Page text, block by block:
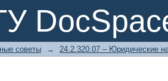
советы → 24.2.320.07 – Юридические